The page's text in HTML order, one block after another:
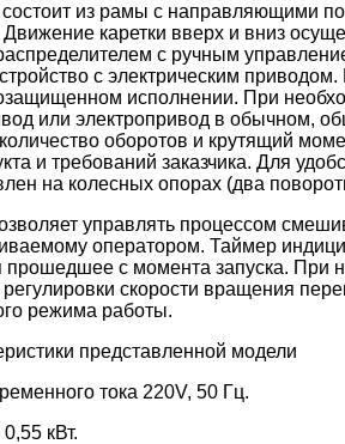
из рамы с направляющими
каретки вверх и вниз
с ручным
с электрическим
исполнении. При
или электропривод в обычном,
оборотов и крутящий
и требований заказчика. Для
на колесных опорах (два
управлять процессом
оператором. Таймер
с момента запуска. При
регулировки скорости вращения
режима работы.
представленной модели
тока 220V, 50 Гц.
кВт.